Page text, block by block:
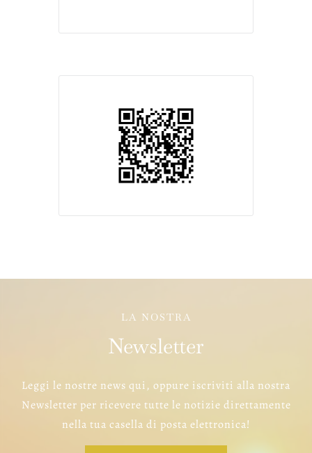
LA NOSTRA
Newsletter
Leggi le nostre news qui, oppure iscriviti alla nostra
Newsletter per ricevere tutte le notizie direttamente
nella tua casella di posta elettronica!